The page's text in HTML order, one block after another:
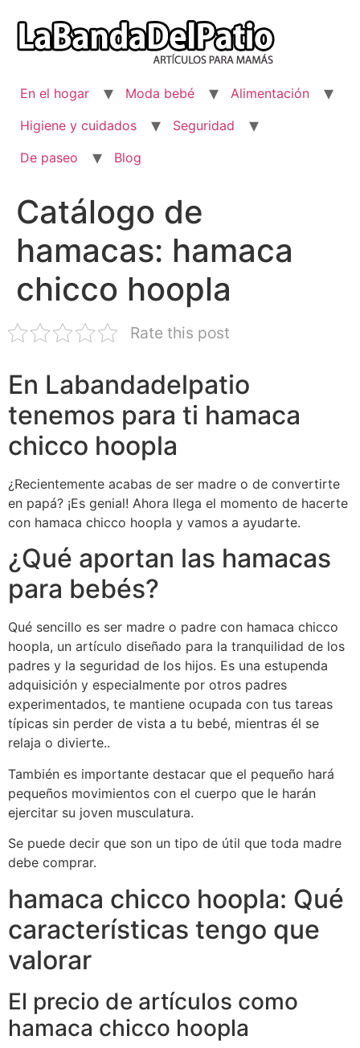
contenido
En el hogar Moda bebé
Alimentación
Higiene y cuidados
Seguridad
De paseo
Blog
Catálogo de
hamacas: hamaca
chicco hoopla
Rate this post
En Labandadelpatio
tenemos para ti hamaca
chicco hoopla
¿Recientemente acabas de ser madre o de convertirte
en papá? ¡Es genial! Ahora llega el momento de hacerte
con hamaca chicco hoopla y vamos a ayudarte.
¿Qué aportan las hamacas
para bebés?
Qué sencillo es ser madre o padre con hamaca chicco
hoopla, un artículo diseñado para la tranquilidad de los
padres y la seguridad de los hijos. Es una estupenda
adquisición y especialmente por otros padres
experimentados, te mantiene ocupada con tus tareas
típicas sin perder de vista a tu bebé, mientras él se
relaja o divierte..
También es importante destacar que el pequeño hará
pequeños movimientos con el cuerpo que le harán
ejercitar su joven musculatura.
Se puede decir que son un tipo de útil que toda madre
debe comprar.
hamaca chicco hoopla: Qué
características tengo que
valorar
El precio de artículos como
hamaca chicco hoopla